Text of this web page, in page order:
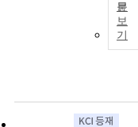
문
보
기